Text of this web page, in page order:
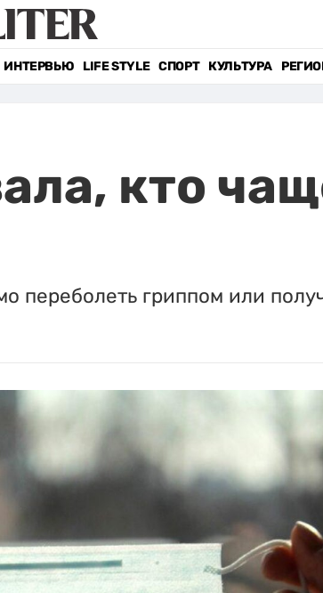
ИНТЕРВЬЮ LIFE STYLE СПОРТ КУЛЬТУРА
кто
переболеть гриппом или